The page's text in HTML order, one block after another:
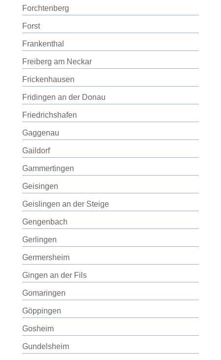
Forchtenberg
Forst
Frankenthal
Freiberg am Neckar
Frickenhausen
Fridingen an der Donau
Friedrichshafen
Gaggenau
Gaildorf
Gammertingen
Geisingen
Geislingen an der Steige
Gengenbach
Gerlingen
Germersheim
Gingen an der Fils
Gomaringen
Göppingen
Gosheim
Gundelsheim